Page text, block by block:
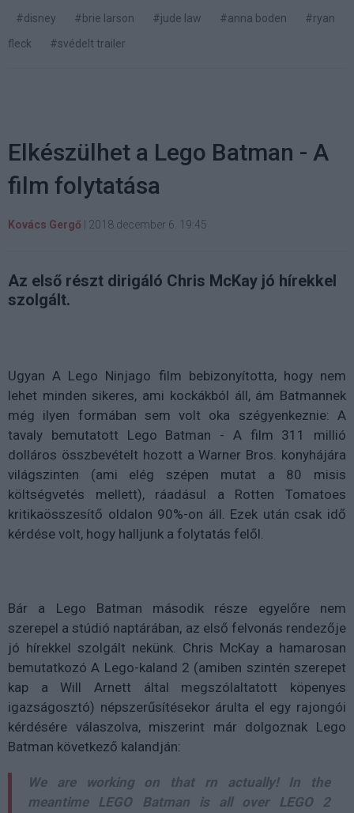
#disney
#brie larson #jude law #anna boden
#ryan
fleck
#svédelt trailer
Elkészülhet a Lego Batman - A
film folytatása
Kovács Gergő 2018 december 6. 19:45
Az első részt dirigáló Chris McKay jó hírekkel
szolgált.
Ugyan A Lego Ninjago film bebizonyította, hogy nem
lehet minden sikeres, ami kockákból áll, ám Batmannek
még ilyen formában sem volt oka szégyenkeznie: A
tavaly bemutatott Lego Batman - A film 311 millió
dolláros összbevételt hozott a Warner Bros. konyhájára
világszinten (ami elég szépen mutat a 80 misis
költségvetés mellett), ráadásul a Rotten Tomatoes
kritikaösszesítő oldalon 90%-on áll. Ezek után csak idő
kérdése volt, hogy halljunk a folytatás felől.
Bár a Lego Batman második része egyelőre nem
szerepel a stúdió naptárában, az első felvonás rendezője
jó hírekkel szolgált nekünk. Chris McKay a hamarosan
bemutatkozó A Lego-kaland 2 (amiben szintén szerepet
kap a Will Arnett által megszólaltatott köpenyes
igazságosztó) népszerűsítésekor árulta el egy rajongói
kérdésére válaszolva, miszerint már dolgoznak Lego
Batman következő kalandján:
We are working on that rn actually! In the
meantime LEGO Batman is all over LEGO 2